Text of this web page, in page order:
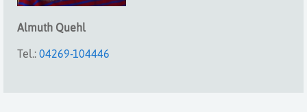
Almuth Quehl
Tel.: 04269-104446